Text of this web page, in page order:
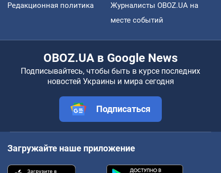
Редакционная политика
Журналисты OBOZ.UA на
месте событий
OBOZ.UA в Google News
Подписывайтесь, чтобы быть в курсе последних
новостей Украины и мира сегодня
Подписаться
Загружайте наше приложение